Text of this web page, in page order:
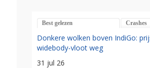
Best gelezen Crashes
Donkere wolken boven IndiGo:
widebody-vloot weg
31 jul 26